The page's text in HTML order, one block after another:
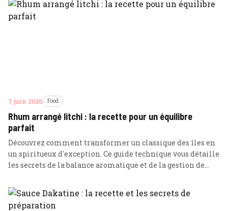
7 juin 2026 Food
Rhum arrangé litchi : la recette pour un équilibre
parfait
Découvrez comment transformer un classique des îles en
un spiritueux d'exception. Ce guide technique vous détaille
les secrets de la balance aromatique et de la gestion de
incomparable.